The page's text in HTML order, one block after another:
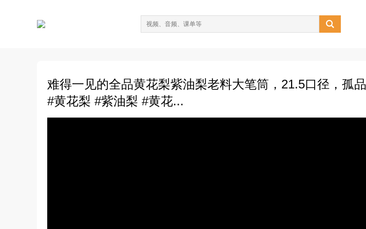

难得一见的全品黄花梨紫油梨老料大笔筒，21.5口径，孤
#黄花梨 #紫油梨 #黄花...